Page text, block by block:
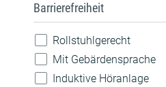
Barrierefreiheit
Rollstuhlgerecht
Mit Gebärdensprache
Induktive Höranlage